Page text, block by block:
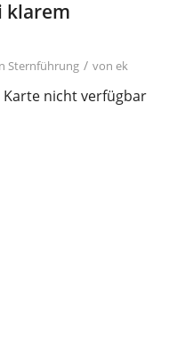
klarem
Sternführung / von ek
Karte nicht verfügbar